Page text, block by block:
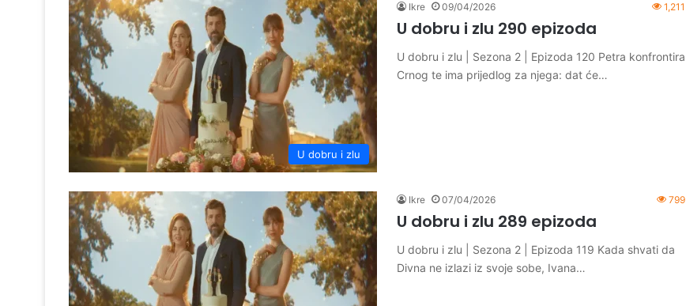
U dobru i zlu
Ikre 09/04/2026 1,211
U dobru i zlu 290 epizoda
U dobru i zlu | Sezona 2 | Epizoda 120 Petra konfrontira
Crnog te ima prijedlog za njega: dat će…
Ikre 07/04/2026 799
U dobru i zlu 289 epizoda
U dobru i zlu | Sezona 2 | Epizoda 119 Kada shvati da
Divna ne izlazi iz svoje sobe, Ivana…